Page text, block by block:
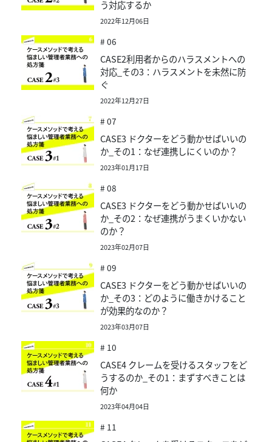
う対応するか
2022年12月06日
# 06
CASE2利用者からのハラスメントへの
対応_その3：ハラスメントを未然に防
ぐ
2022年12月27日
# 07
CASE3 ドクターをどう動かせばいいの
か_その1：なぜ連携しにくいのか？
2023年01月17日
# 08
CASE3 ドクターをどう動かせばいいの
か_その2：なぜ連携がうまくいかない
のか？
2023年02月07日
# 09
CASE3 ドクターをどう動かせばいいの
か_その3：どのように働きかけること
が効果的なのか？
2023年03月07日
# 10
CASE4 クレームを受けるスタッフをど
うするのか_その1：まずすべきことは
何か
2023年04月04日
# 11